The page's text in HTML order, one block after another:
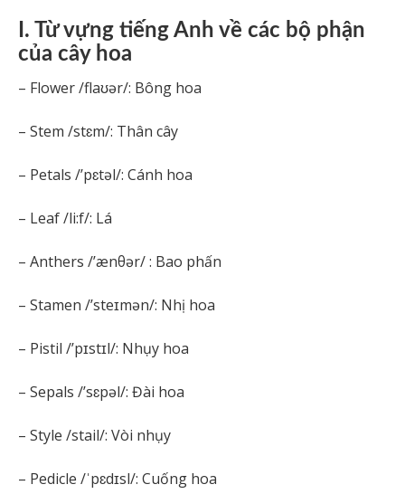
I. Từ vựng tiếng Anh về các bộ phận
của cây hoa
– Flower /flaʊər/: Bông hoa
– Stem /stɛm/: Thân cây
– Petals /’pɛtəl/: Cánh hoa
– Leaf /li:f/: Lá
– Anthers /’ænθər/ : Bao phấn
– Stamen /’steɪmən/: Nhị hoa
– Pistil /’pɪstɪl/: Nhụy hoa
– Sepals /’sɛpəl/: Đài hoa
– Style /stail/: Vòi nhụy
– Pedicle /ˈpɛdɪsl/: Cuống hoa